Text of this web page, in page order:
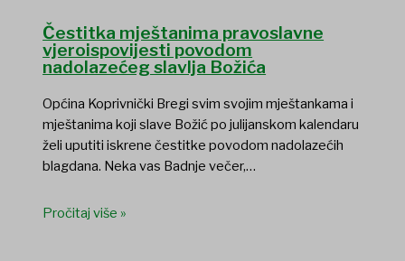
Čestitka mještanima pravoslavne
vjeroispovijesti povodom
nadolazećeg slavlja Božića
Općina Koprivnički Bregi svim svojim mještankama i
mještanima koji slave Božić po julijanskom kalendaru
želi uputiti iskrene čestitke povodom nadolazećih
blagdana. Neka vas Badnje večer,…
Pročitaj više »